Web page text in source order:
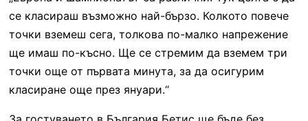
се класираш възможно най-бързо. Колкото повече
точки вземеш сега, толкова по-малко напрежение
ще имаш по-късно. Ще се стремим да вземем три
точки още от първата минута, за да осигурим
класиране още през януари.“